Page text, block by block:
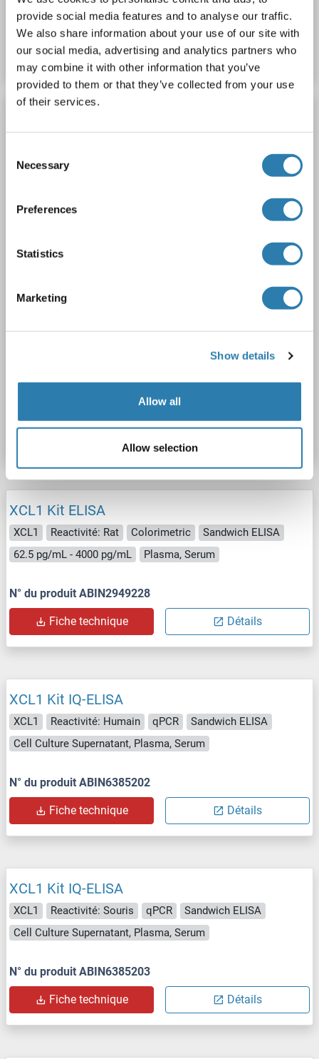
provide social media features and to analyse our traffic.
We also share information about your use of our site with
our social media, advertising and analytics partners who
may combine it with other information that you’ve
provided to them or that they’ve collected from your use
of their services.
Selection
Necessary
Preferences
Statistics
Marketing
Show details
Allow all
Allow selection
N° du produit ABIN6719911
Fiche technique Détails
XCL1 Kit ELISA
62.5 pg/mL - 4000 pg/mL
N° du produit ABIN6719776
Fiche technique Détails
ROCKLAND ORIGINAL
XCL1 Kit ELISA
XCL1 Reactivité: Rat Colorimetric
Sandwich ELISA
62.5 pg/mL - 4000 pg/mL
Plasma, Serum
N° du produit ABIN2949228
Fiche technique Détails
XCL1 Kit IQ-ELISA
XCL1 Reactivité: Humain qPCR
Sandwich ELISA
Cell Culture Supernatant, Plasma, Serum
N° du produit ABIN6385202
Fiche technique Détails
XCL1 Kit IQ-ELISA
XCL1 Reactivité: Souris qPCR
Sandwich ELISA
Cell Culture Supernatant, Plasma, Serum
N° du produit ABIN6385203
Fiche technique Détails